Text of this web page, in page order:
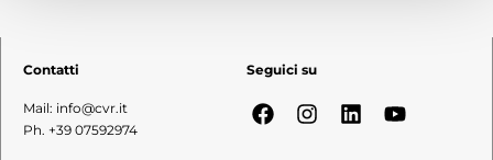
Contatti
Mail: info@cvr.it
Ph. +39 07592974
Seguici su